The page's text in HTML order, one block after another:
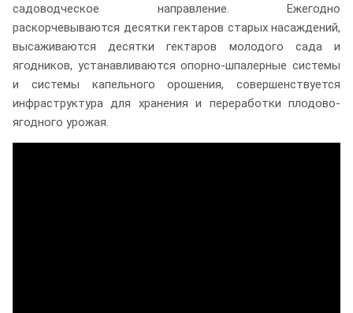
садоводческое направление. Ежегодно
раскорчевываются десятки гектаров старых насаждений,
высаживаются десятки гектаров молодого сада и
ягодников, устанавливаются опорно-шпалерные системы
и системы капельного орошения, совершенствуется
инфраструктура для хранения и переработки плодово-
ягодного урожая.